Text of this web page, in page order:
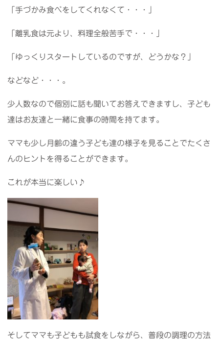
「手づかみ食べをしてくれなくて・・・」
「離乳食は元より、料理全般苦手で・・・」
「ゆっくりスタートしているのですが、どうかな？」
などなど・・・。
少人数なので個別に話も聞いてお答えできますし、子ども
達はお友達と一緒に食事の時間を持てます。
ママも少し月齢の違う子ども達の様子を見ることでたくさ
んのヒントを得ることができます。
これが本当に楽しい♪
そしてママも子どもも試食をしながら、普段の調理の方法